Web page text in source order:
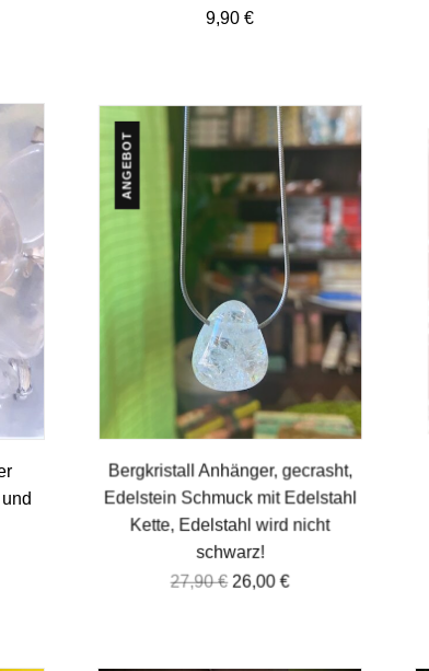
9,90 €
ANGEBOT
Bergkristall Anhänger, gecrasht,
Edelstein Schmuck mit Edelstahl
Kette, Edelstahl wird nicht
schwarz!
27,90€ 26,00€